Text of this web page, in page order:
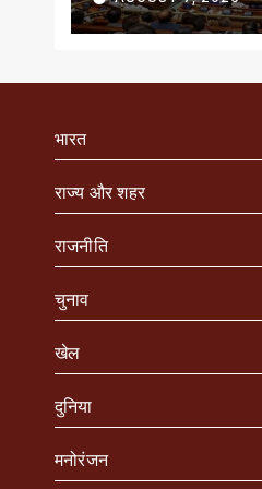
भारत
राज्य और शहर
राजनीति
चुनाव
खेल
दुनिया
मनोरंजन